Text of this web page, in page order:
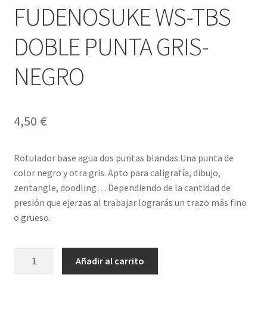
FUDENOSUKE WS-TBS
DOBLE PUNTA GRIS-
NEGRO
4,50 €
Rotulador base agua dos puntas blandas.Una punta de
color negro y otra gris. Apto para caligrafía, dibujo,
zentangle, doodling… Dependiendo de la cantidad de
presión que ejerzas al trabajar lograrás un trazo más fino
o grueso.
Añadir al carrito